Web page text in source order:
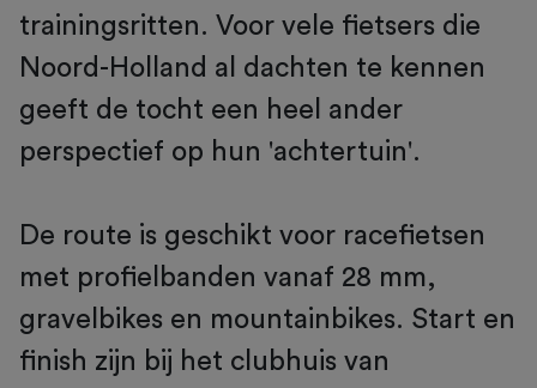
trainingsritten. Voor vele fietsers die
Noord-Holland al dachten te kennen
geeft de tocht een heel ander
perspectief op hun 'achtertuin'.
De route is geschikt voor racefietsen
met profielbanden vanaf 28 mm,
gravelbikes en mountainbikes. Start en
finish zijn bij het clubhuis van